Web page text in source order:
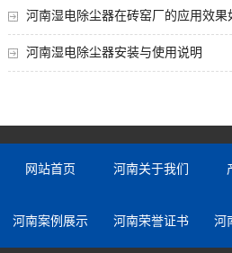
河南湿电除尘器在砖窑厂的应用效果
河南湿电除尘器安装与使用说明
网站首页 河南关于我们
河南案例展示 河南荣誉证书 河